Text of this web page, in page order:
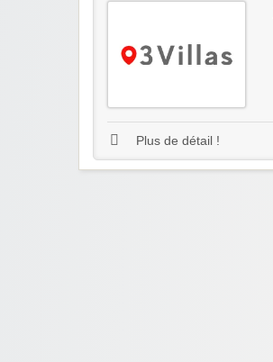
Plus de détail !